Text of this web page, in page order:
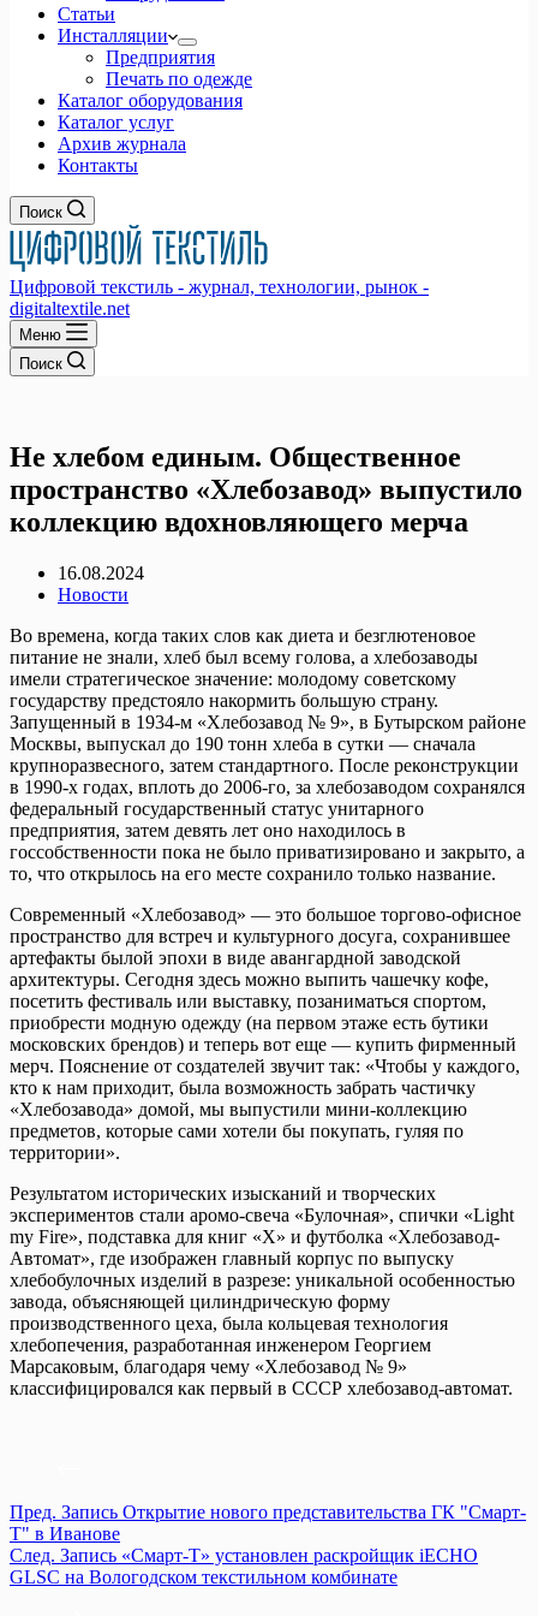
Статьи
Инсталляции
Предприятия
Печать по одежде
Каталог оборудования
Каталог услуг
Архив журнала
Контакты
Поиск
Цифровой текстиль - журнал, технологии, рынок -
digitaltextile.net
Меню
Поиск
Не хлебом единым. Общественное
пространство «Хлебозавод» выпустило
коллекцию вдохновляющего мерча
16.08.2024
Новости
Во времена, когда таких слов как диета и безглютеновое
питание не знали, хлеб был всему голова, а хлебозаводы
имели стратегическое значение: молодому советскому
государству предстояло накормить большую страну.
Запущенный в 1934-м «Хлебозавод № 9», в Бутырском районе
Москвы, выпускал до 190 тонн хлеба в сутки — сначала
крупноразвесного, затем стандартного. После реконструкции
в 1990-х годах, вплоть до 2006-го, за хлебозаводом сохранялся
федеральный государственный статус унитарного
предприятия, затем девять лет оно находилось в
госсобственности пока не было приватизировано и закрыто, а
то, что открылось на его месте сохранило только название.
Современный «Хлебозавод» — это большое торгово-офисное
пространство для встреч и культурного досуга, сохранившее
артефакты былой эпохи в виде авангардной заводской
архитектуры. Сегодня здесь можно выпить чашечку кофе,
посетить фестиваль или выставку, позаниматься спортом,
приобрести модную одежду (на первом этаже есть бутики
московских брендов) и теперь вот еще — купить фирменный
мерч. Пояснение от создателей звучит так: «Чтобы у каждого,
кто к нам приходит, была возможность забрать частичку
«Хлебозавода» домой, мы выпустили мини-коллекцию
предметов, которые сами хотели бы покупать, гуляя по
территории».
Результатом исторических изысканий и творческих
экспериментов стали аромо-свеча «Булочная», спички «Light
my Fire», подставка для книг «X» и футболка «Хлебозавод-
Автомат», где изображен главный корпус по выпуску
хлебобулочных изделий в разрезе: уникальной особенностью
завода, объясняющей цилиндрическую форму
производственного цеха, была кольцевая технология
хлебопечения, разработанная инженером Георгием
Марсаковым, благодаря чему «Хлебозавод № 9»
классифицировался как первый в СССР хлебозавод-автомат.
Пред. Запись Открытие нового представительства ГК "Смарт-
Т" в Иванове
След. Запись «Смарт-Т» установлен раскройщик iECHO
GLSC на Вологодском текстильном комбинате